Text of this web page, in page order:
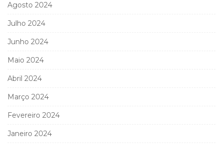
Agosto 2024
Julho 2024
Junho 2024
Maio 2024
Abril 2024
Março 2024
Fevereiro 2024
Janeiro 2024